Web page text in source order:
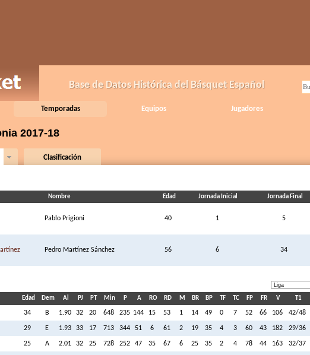
Base de Datos Histórica del Básquet Español
Temporadas Equipos Jugadores
2017-18
Clasificación
Nombre Edad Jornada Inicial Jornada Final
Pablo Prigioni 40 1 5
Pedro Martínez Sánchez 56 6 34
Edad Dem Al PJ PT Min P A RO RD M BR BP TF TC FP FR V T1
34 B 1.90 32 20 648 235 144 15 53 1 14 49 0 7 52 66 106 42/48
29 E 1.93 33 17 713 344 51 6 61 2 19 35 4 3 60 43 182 29/36
25 A 2.01 32 25 728 252 47 35 67 6 25 35 2 4 78 44 163 32/37